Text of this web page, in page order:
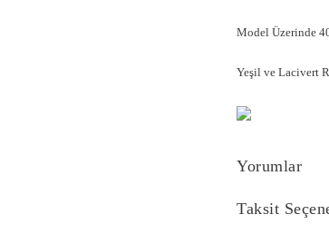
Model Üzerinde
Yeşil ve Lacivert
Yorumlar
Taksit